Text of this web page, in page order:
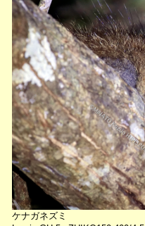
ケナガネズミ